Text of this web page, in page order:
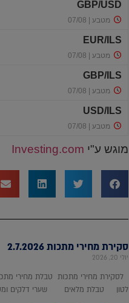
מוגש ע"י Investing.com
סקירת מחירי מתכות 2.7.2026
יולי 20, 2026
לסקירת מחירי מתכות טבלת מחירי
לטון טבלת מלאים שערי דלקים